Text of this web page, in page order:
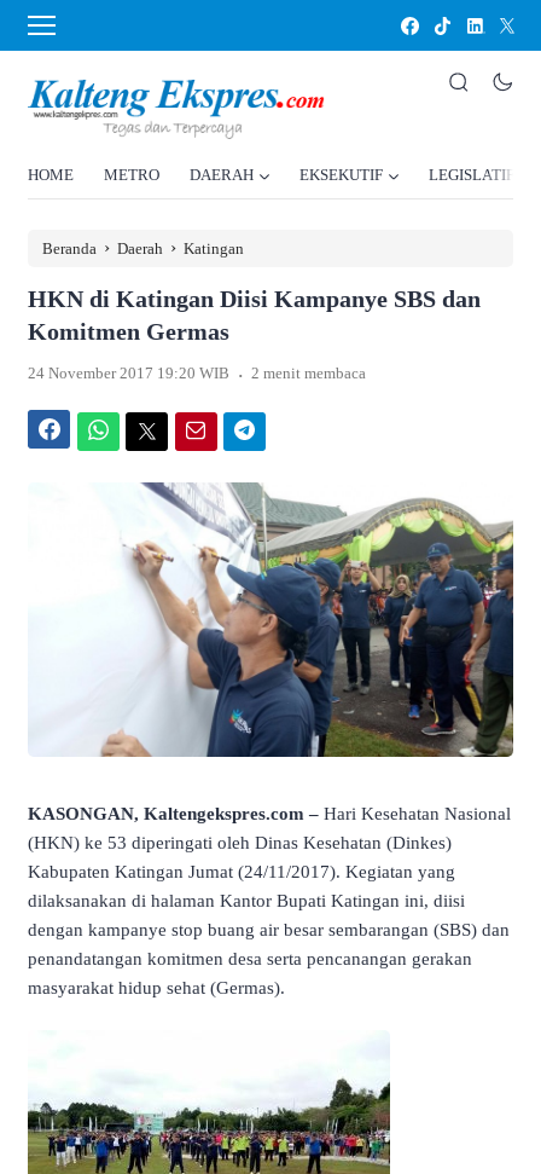
HOME METRO DAERAH EKSEKUTIF LEGISLATIF
Beranda › Daerah › Katingan
HKN di Katingan Diisi Kampanye SBS dan
Komitmen Germas
24 November 2017 19:20 WIB . 2 menit membaca
KASONGAN, Kaltengekspres.com – Hari Kesehatan Nasional
(HKN) ke 53 diperingati oleh Dinas Kesehatan (Dinkes)
Kabupaten Katingan Jumat (24/11/2017). Kegiatan yang
dilaksanakan di halaman Kantor Bupati Katingan ini, diisi
dengan kampanye stop buang air besar sembarangan (SBS) dan
penandatangan komitmen desa serta pencanangan gerakan
masyarakat hidup sehat (Germas).